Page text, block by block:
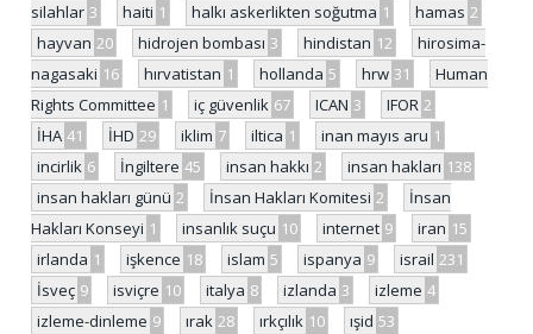
silahlar 3 haiti 1 halkı askerlikten soğutma 1 hamas 2
hayvan 20 hidrojen bombası 3 hindistan 12
hirosima-
nagasaki 16 hırvatistan 1 hollanda 5 hrw 31
Human
Rights Committee 1 iç güvenlik 67 ICAN 3 IFOR 2
İHA 41 İHD 29 iklim 7 iltica 1 inan mayıs aru 1
incirlik 6 İngiltere 45 insan hakkı 2 insan hakları 138
insan hakları günü 2 İnsan Hakları Komitesi 2
İnsan
Hakları Konseyi 1 insanlık suçu 10 internet 9 iran 15
irlanda 1 işkence 18 islam 5 ispanya 9 israil 231
İsveç 9 isviçre 10 italya 8 izlanda 3 izleme 4
izleme-dinleme 9 ırak 28 ırkçılık 10 ışid 53